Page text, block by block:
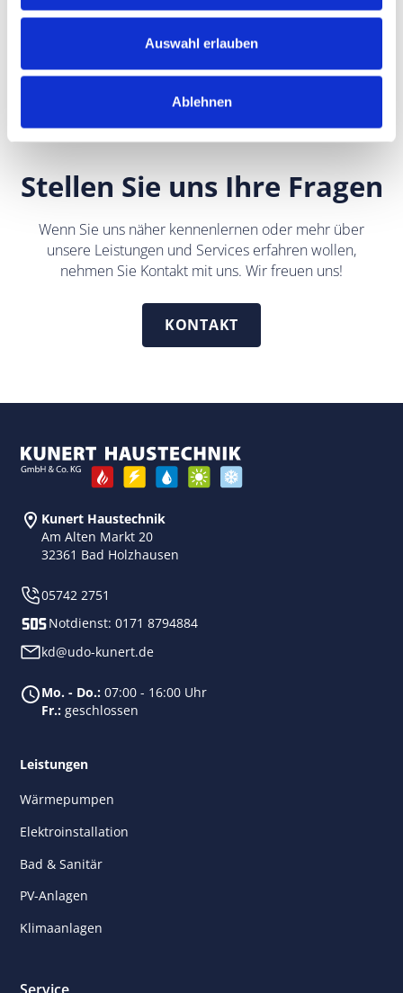
Auswahl erlauben
Ablehnen
solcher bei dem Besuch gelieferter Waren, die bei
der Instandhaltung oder Reparatur nicht
Stellen Sie uns Ihre Fragen
Wenn Sie uns näher kennenlernen oder mehr über
unsere Leistungen und Services erfahren wollen,
nehmen Sie Kontakt mit uns. Wir freuen uns!
KONTAKT
Kunert Haustechnik
Am Alten Markt 20
32361 Bad Holzhausen
05742 2751
Notdienst: 0171 8794884
kd@udo-kunert.de
Mo. - Do.: 07:00 - 16:00 Uhr
Fr.: geschlossen
Leistungen
Wärmepumpen
Elektroinstallation
Bad & Sanitär
PV-Anlagen
Klimaanlagen